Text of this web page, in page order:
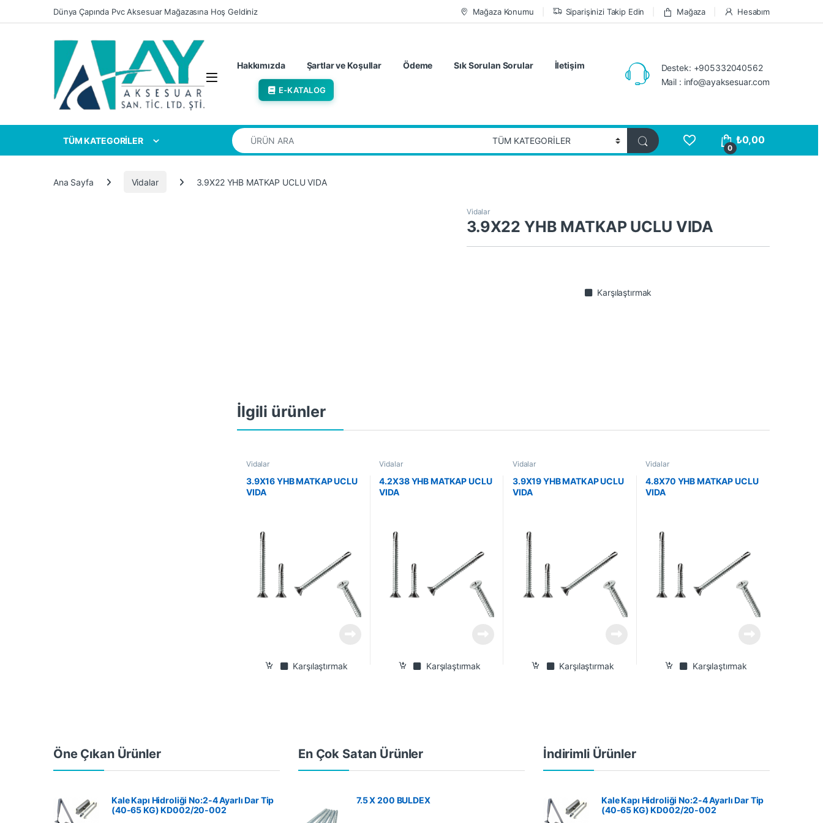
Skip to navigation
Skip to contentDünya Çapında Pvc Aksesuar Mağazasına Hoş Geldiniz Mağaza Konumu Siparişinizi Takip Edin Mağaza Hesabım
Hakkımızda Şartlar ve Koşullar Ödeme Sık Sorulan Sorular İletişim
E-KATALOG
Destek: +905332040562
Mail : info@ayaksesuar.com
TÜM KATEGORİLER
Search for:
0
₺0,00
Ana Sayfa Vidalar 3.9X22 YHB MATKAP UCLU VIDA
Vidalar
3.9X22 YHB MATKAP UCLU VIDA
Karşılaştırmak
İlgili ürünler
Vidalar
3.9X16 YHB MATKAP UCLU
VIDA
Karşılaştırmak
Vidalar
4.2X38 YHB MATKAP UCLU
VIDA
Karşılaştırmak
Vidalar
3.9X19 YHB MATKAP UCLU
VIDA
Karşılaştırmak
Vidalar
4.8X70 YHB MATKAP UCLU
VIDA
Karşılaştırmak
Öne Çıkan Ürünler
Kale Kapı Hidroliği No:2-4 Ayarlı Dar Tip
(40-65 KG) KD002/20-002
En Çok Satan Ürünler
7.5 X 200 BULDEX
İndirimli Ürünler
Kale Kapı Hidroliği No:2-4 Ayarlı Dar Tip
(40-65 KG) KD002/20-002